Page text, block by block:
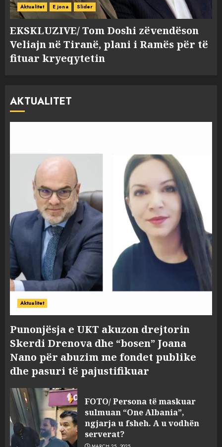
Aktualitet E jona Slider
EKSKLUZIVE/ Tom Doshi zëvendëson
Veliajn në Tiranë, plani i Ramës për të
fituar kryeqytetin
AKTUALITET
Aktualitet
Punonjësja e UKT akuzon drejtorin
Skerdi Drenova dhe “bosen” Joana
Nano për abuzim me fondet publike
dhe pasuri të pajustifikuar
FOTO/ Persona të maskuar
sulmuan “One Albania”,
ngjarja u fsheh. A u vodhën
serverat?